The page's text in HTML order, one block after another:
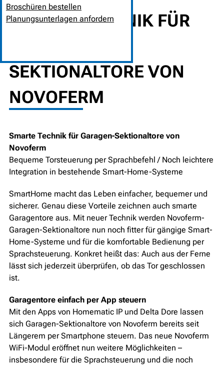
Broschüren bestellen
Planungsunterlagen anfordern
SMARTE TECHNIK FÜR
SEKTIONALTORE VON
NOVOFERM
Smarte Technik für Garagen-Sektionaltore von
Novoferm
Bequeme Torsteuerung per Sprachbefehl / Noch leichtere
Integration in bestehende Smart-Home-Systeme
SmartHome macht das Leben einfacher, bequemer und
sicherer. Genau diese Vorteile zeichnen auch smarte
Garagentore aus. Mit neuer Technik werden Novoferm-
Garagen-Sektionaltore nun noch fitter für gängige Smart-
Home-Systeme und für die komfortable Bedienung per
Sprachsteuerung. Konkret heißt das: Auch aus der Ferne
lässt sich jederzeit überprüfen, ob das Tor geschlossen
ist.
Garagentore einfach per App steuern
Mit den Apps von Homematic IP und Delta Dore lassen
sich Garagen-Sektionaltore von Novoferm bereits seit
Längerem per Smartphone steuern. Das neue Novoferm
WiFi-Modul eröffnet nun weitere Möglichkeiten –
insbesondere für die Sprachsteuerung und die noch